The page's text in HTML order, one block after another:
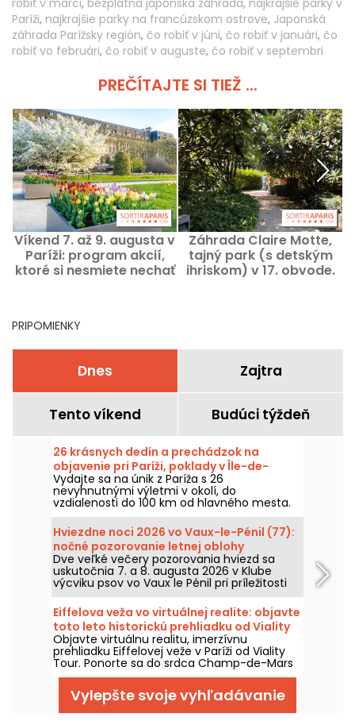
Paríži, najkrajšie parky na francúzskom ostrove, Japonská
záhrada Parížsky región, čo robiť v júni, čo robiť v januári, čo
robiť vo februári, čo robiť v auguste, čo robiť v septembri
PREČÍTAJTE SI TIEŽ ...
Víkend 7. až 9. augusta v
Paríži: program akcií,
ktoré si nesmiete nechať
Záhrada Claire Motte,
tajný park (s detským
ihriskom) v 17. obvode.
PRIPOMIENKY
Dnes Zajtra
Tento víkend Budúci týždeň
26 krásnych dedín a prechádzok na
objavenie pri Paríži, poklady v Île-de-
France
Vydajte sa na únik z Paríža s 26
nevyhnutnými výletmi v okolí, do
vzdialenosti do 100 km od hlavného mesta.
Hviezdne noci 2026 vo Vaux-le-Pénil (77):
nočné pozorovanie letnej oblohy
Dve veľké večery pozorovania hviezd sa
uskutočnia 7. a 8. augusta 2026 v Klube
výcviku psov vo Vaux le Pénil pri príležitosti
novej edície Noci hviezd.
Eiffelova veža vo virtuálnej realite: objavte
toto leto historickú prehliadku od Viality
Tour
Objavte virtuálnu realitu, imerzívnu
prehliadku Eiffelovej veže v Paríži od Viality
Tour. Ponorte sa do srdca Champ-de-Mars
a znovu zažite výstavbu a následné
slávnostné otvorenie Železnej dámy v roku
1889. Nová verzia, vernejšia než kedykoľvek
predtým, vyšla 31. marca 2026. Pri tejto
Vylepšte svoje vyhľadávanie